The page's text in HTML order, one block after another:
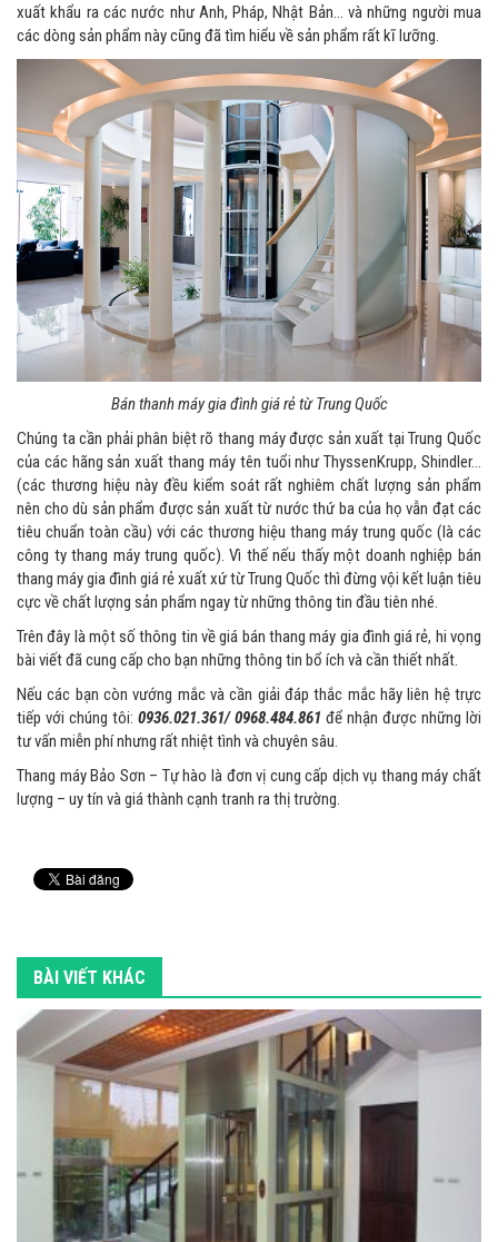
xuất khẩu ra các nước như Anh, Pháp, Nhật Bản… và những người mua
các dòng sản phẩm này cũng đã tìm hiểu về sản phẩm rất kĩ lưỡng.
Bán thanh máy gia đình giá rẻ từ Trung Quốc
Chúng ta cần phải phân biệt rõ thang máy được sản xuất tại Trung Quốc
của các hãng sản xuất thang máy tên tuổi như ThyssenKrupp, Shindler…
(các thương hiệu này đều kiểm soát rất nghiêm chất lượng sản phẩm
nên cho dù sản phẩm được sản xuất từ nước thứ ba của họ vẫn đạt các
tiêu chuẩn toàn cầu) với các thương hiệu thang máy trung quốc (là các
công ty thang máy trung quốc). Vì thế nếu thấy một doanh nghiệp bán
thang máy gia đình giá rẻ xuất xứ từ Trung Quốc thì đừng vội kết luận tiêu
cực về chất lượng sản phẩm ngay từ những thông tin đầu tiên nhé.
Trên đây là một số thông tin về giá bán thang máy gia đình giá rẻ, hi vọng
bài viết đã cung cấp cho bạn những thông tin bổ ích và cần thiết nhất.
Nếu các bạn còn vướng mắc và cần giải đáp thắc mắc hãy liên hệ trực
tiếp với chúng tôi: 0936.021.361/ 0968.484.861 để nhận được những lời
tư vấn miễn phí nhưng rất nhiệt tình và chuyên sâu.
Thang máy Bảo Sơn – Tự hào là đơn vị cung cấp dịch vụ thang máy chất
lượng – uy tín và giá thành cạnh tranh ra thị trường.
BÀI VIẾT KHÁC